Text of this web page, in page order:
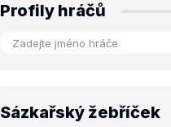
Profily hráčů
Sázkařský žebříček